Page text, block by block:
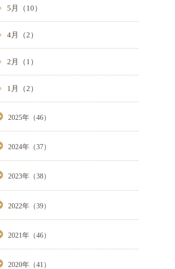
5月（10）
4月（2）
2月（1）
1月（2）
2025年（46）
2024年（37）
2023年（38）
2022年（39）
2021年（46）
2020年（41）